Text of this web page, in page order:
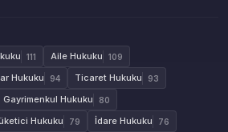
111 Aile Hukuku 109
Hukuku 94 Ticaret Hukuku 93
Gayrimenkul Hukuku 80
Hukuku 79 İdare Hukuku 76